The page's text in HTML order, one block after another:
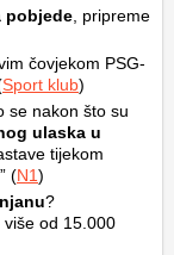
pobjede , pripreme
čovjekom PSG-
Sport klub)
se nakon što su
ulaska u
tijekom
(N1)
?
više od 15.000